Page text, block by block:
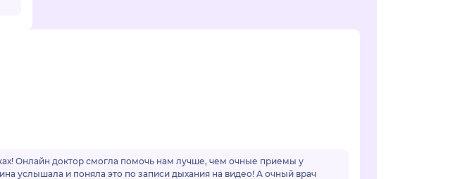
Онлайн доктор смогла помочь нам лучше, чем очные приемы у
услышала и поняла это по записи дыхания на видео! А очный врач